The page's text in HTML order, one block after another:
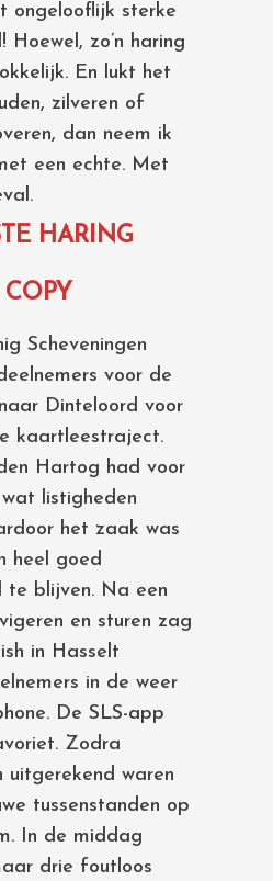
ongelooflijk sterke
Hoewel, zo’n haring
En lukt het
zilveren of
dan neem ik
een echte. Met
HARING
Scheveningen
voor de
Dinteloord voor
kaartleestraject.
Hartog had voor
listigheden
het zaak was
heel goed
te blijven. Na een
en sturen zag
in Hasselt
in de weer
De SLS-app
Zodra
uitgerekend waren
tussenstanden op
In de middag
drie foutloos